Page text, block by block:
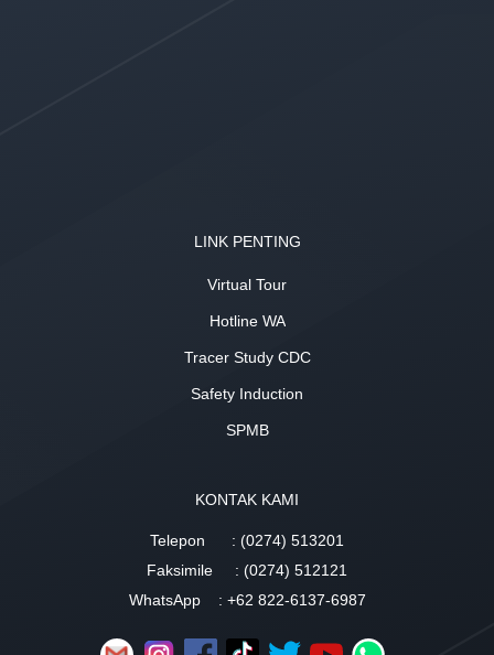
LINK PENTING
Virtual Tour
Hotline WA
Tracer Study CDC
Safety Induction
SPMB
KONTAK KAMI
Telepon
: (0274) 513201
Faksimile
: (0274) 512121
WhatsApp
: +62 822-6137-6987